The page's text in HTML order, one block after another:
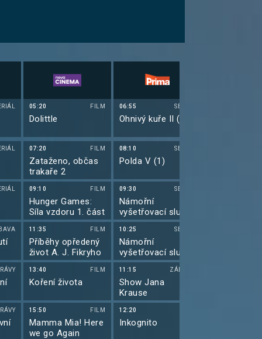
05:20 FILM
Dolittle
07:20 FILM
Zataženo, občas
trakaře 2
09:10 FILM
Hunger Games:
Síla vzdoru 1. část
11:35 FILM
Příběhy opředený
život A. J. Fikryho
13:40 FILM
Koření života
15:50 FILM
Mamma Mia! Here
we go Again
06:55 SERIÁL
Ohnivý kuře II (15)
08:10 SERIÁL
Polda V (1)
09:30 SERIÁL
Námořní
vyšetřovací služba
XVIII (13)
10:25 SERIÁL
Námořní
vyšetřovací služba
XVIII (14)
11:15 ZÁBAVA
Show Jana
Krause
12:20
Inkognito